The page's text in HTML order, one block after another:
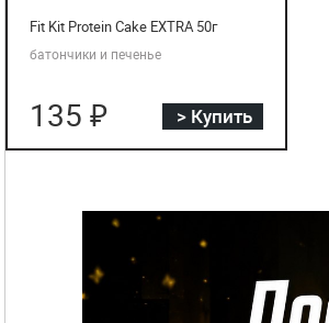
Fit Kit Protein Cake EXTRA 50г
батончики и печенье
135 ₽ > Купить